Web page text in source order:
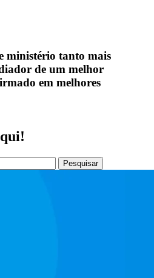
dos principais Marketplaces
ministério tanto mais
de um melhor
em melhores